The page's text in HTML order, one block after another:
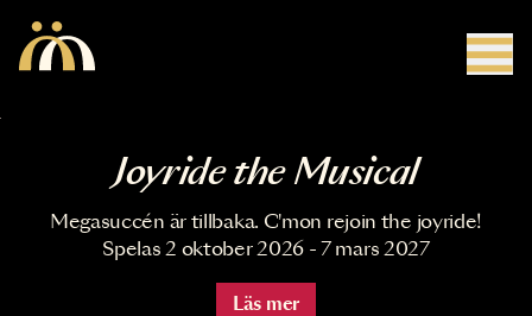
Joyride the Musical
Megasuccén är tillbaka. C'mon rejoin the joyride!
Spelas 2 oktober 2026 - 7 mars 2027
Läs mer